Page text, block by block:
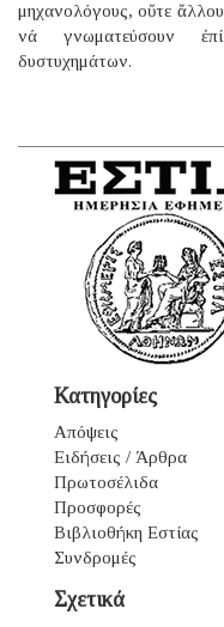
μηχανολόγους, οὔτε
νά γνωματεύσουν
δυστυχημάτων.
Κατηγορίες
Απόψεις
Ειδήσεις / Άρθρα
Πρωτοσέλιδα
Προσφορές
Βιβλιοθήκη Εστίας
Συνδρομές
Σχετικά